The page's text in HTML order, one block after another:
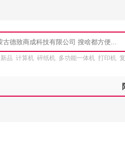
新品 计算机 碎纸机 多功能一体机 打印机